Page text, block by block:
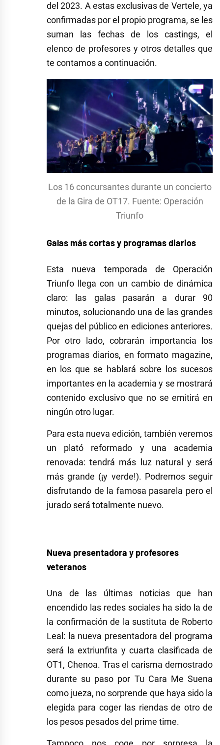
del 2023. A estas exclusivas de Vertele, ya
confirmadas por el propio programa, se les
suman las fechas de los castings, el
elenco de profesores y otros detalles que
te contamos a continuación.
Los 16 concursantes durante un concierto
de la Gira de OT17. Fuente: Operación
Triunfo
Galas más cortas y programas diarios
Esta nueva temporada de Operación
Triunfo llega con un cambio de dinámica
claro: las galas pasarán a durar 90
minutos, solucionando una de las grandes
quejas del público en ediciones anteriores.
Por otro lado, cobrarán importancia los
programas diarios, en formato magazine,
en los que se hablará sobre los sucesos
importantes en la academia y se mostrará
contenido exclusivo que no se emitirá en
ningún otro lugar.
Para esta nueva edición, también veremos
un plató reformado y una academia
renovada: tendrá más luz natural y será
más grande (¡y verde!). Podremos seguir
disfrutando de la famosa pasarela pero el
jurado será totalmente nuevo.
Nueva presentadora y profesores
veteranos
Una de las últimas noticias que han
encendido las redes sociales ha sido la de
la confirmación de la sustituta de Roberto
Leal: la nueva presentadora del programa
será la extriunfita y cuarta clasificada de
OT1, Chenoa. Tras el carisma demostrado
durante su paso por Tu Cara Me Suena
como jueza, no sorprende que haya sido la
elegida para coger las riendas de otro de
los pesos pesados del prime time.